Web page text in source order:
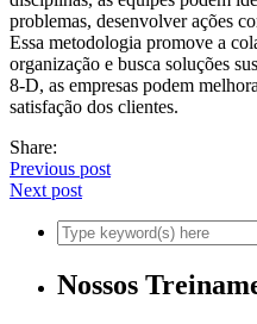
problemas, desenvolver ações
Essa metodologia promove a
organização e busca soluções
8-D, as empresas podem
satisfação dos clientes.
Share:
Previous post
Next post
Nossos